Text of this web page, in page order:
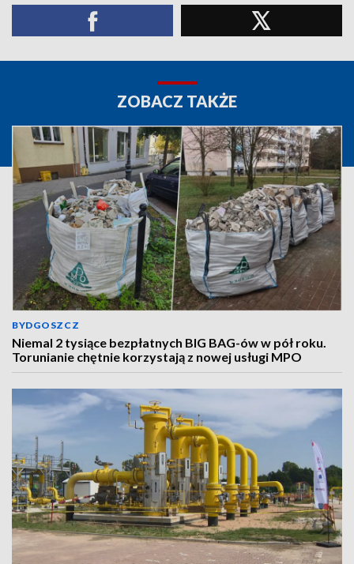
ZOBACZ TAKŻE
BYDGOSZCZ
Niemal 2 tysiące bezpłatnych BIG BAG-ów w pół roku.
Torunianie chętnie korzystają z nowej usługi MPO